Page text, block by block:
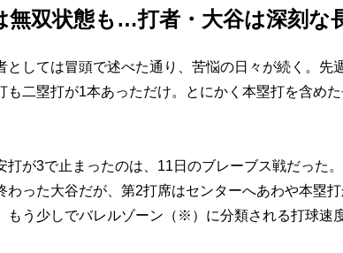
無双状態も…打者・大谷は深刻な
しては冒頭で述べた通り、苦悩の日々が続く。先
も二塁打が1本あっただけ。とにかく本塁打を含め
が3で止まったのは、11日のブレーブス戦だった
わった大谷だが、第2打席はセンターへあわや本塁
もう少しでバレルゾーン（※）に分類される打球速